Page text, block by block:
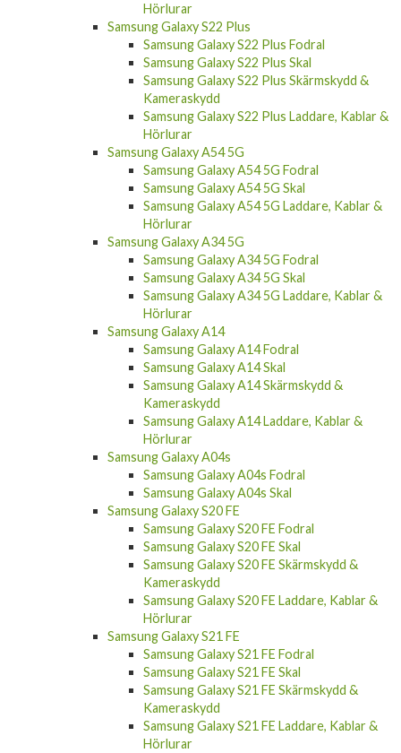
Hörlurar
Samsung Galaxy S22 Plus
Samsung Galaxy S22 Plus Fodral
Samsung Galaxy S22 Plus Skal
Samsung Galaxy S22 Plus Skärmskydd &
Kameraskydd
Samsung Galaxy S22 Plus Laddare, Kablar &
Hörlurar
Samsung Galaxy A54 5G
Samsung Galaxy A54 5G Fodral
Samsung Galaxy A54 5G Skal
Samsung Galaxy A54 5G Laddare, Kablar &
Hörlurar
Samsung Galaxy A34 5G
Samsung Galaxy A34 5G Fodral
Samsung Galaxy A34 5G Skal
Samsung Galaxy A34 5G Laddare, Kablar &
Hörlurar
Samsung Galaxy A14
Samsung Galaxy A14 Fodral
Samsung Galaxy A14 Skal
Samsung Galaxy A14 Skärmskydd &
Kameraskydd
Samsung Galaxy A14 Laddare, Kablar &
Hörlurar
Samsung Galaxy A04s
Samsung Galaxy A04s Fodral
Samsung Galaxy A04s Skal
Samsung Galaxy S20 FE
Samsung Galaxy S20 FE Fodral
Samsung Galaxy S20 FE Skal
Samsung Galaxy S20 FE Skärmskydd &
Kameraskydd
Samsung Galaxy S20 FE Laddare, Kablar &
Hörlurar
Samsung Galaxy S21 FE
Samsung Galaxy S21 FE Fodral
Samsung Galaxy S21 FE Skal
Samsung Galaxy S21 FE Skärmskydd &
Kameraskydd
Samsung Galaxy S21 FE Laddare, Kablar &
Hörlurar